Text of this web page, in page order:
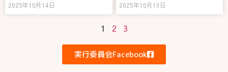
2025年10月14日 2025年10月13日
1 2 3
実行委員会Facebook